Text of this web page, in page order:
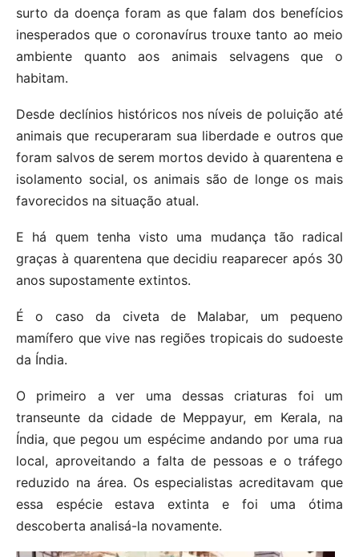
surto da doença foram as que falam dos benefícios
inesperados que o coronavírus trouxe tanto ao meio
ambiente quanto aos animais selvagens que o
habitam.
Desde declínios históricos nos níveis de poluição até
animais que recuperaram sua liberdade e outros que
foram salvos de serem mortos devido à quarentena e
isolamento social, os animais são de longe os mais
favorecidos na situação atual.
E há quem tenha visto uma mudança tão radical
graças à quarentena que decidiu reaparecer após 30
anos supostamente extintos.
É o caso da civeta de Malabar, um pequeno
mamífero que vive nas regiões tropicais do sudoeste
da Índia.
O primeiro a ver uma dessas criaturas foi um
transeunte da cidade de Meppayur, em Kerala, na
Índia, que pegou um espécime andando por uma rua
local, aproveitando a falta de pessoas e o tráfego
reduzido na área. Os especialistas acreditavam que
essa espécie estava extinta e foi uma ótima
descoberta analisá-la novamente.